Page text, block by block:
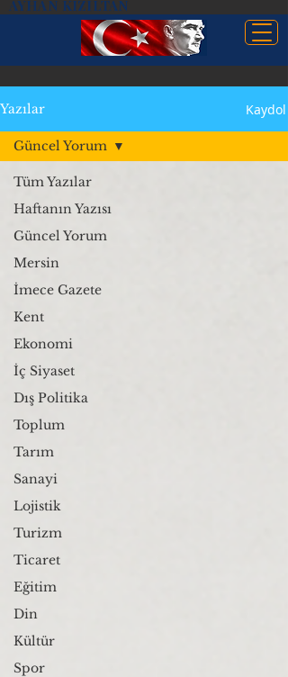
AYHAN KIZILTAN
Yazılar Kaydol
Tüm Yazılar
Haftanın Yazısı
Güncel Yorum
Mersin
İmece Gazete
Kent
Ekonomi
İç Siyaset
Dış Politika
Toplum
Tarım
Sanayi
Lojistik
Turizm
Ticaret
Eğitim
Din
Kültür
Spor
Güncel Yorum